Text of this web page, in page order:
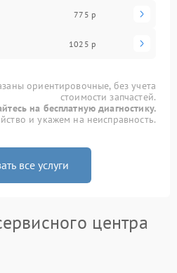
775 р
1025 р
ориентировочные, без учета
стоимости запчастей.
на бесплатную диагностику.
и укажем на неисправность.
все услуги
центра